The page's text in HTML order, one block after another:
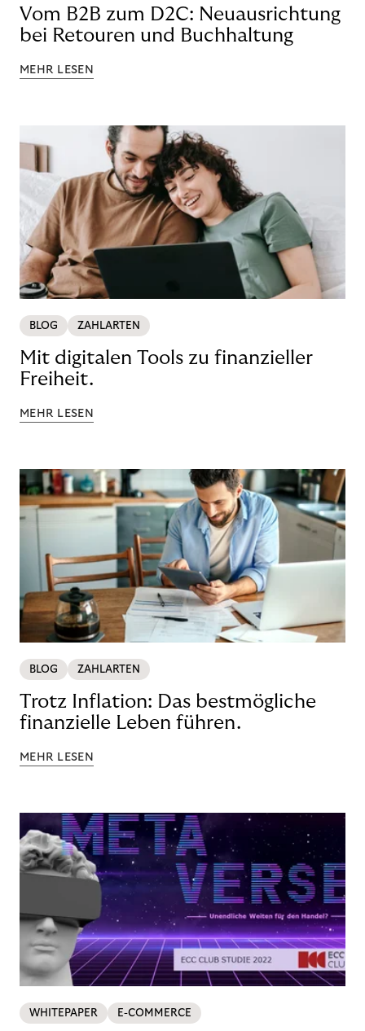
Vom B2B zum D2C: Neuausrichtung
bei Retouren und Buchhaltung
MEHR LESEN
BLOG ZAHLARTEN
Mit digitalen Tools zu finanzieller
Freiheit.
MEHR LESEN
BLOG ZAHLARTEN
Trotz Inflation: Das bestmögliche
finanzielle Leben führen.
MEHR LESEN
WHITEPAPER E-COMMERCE